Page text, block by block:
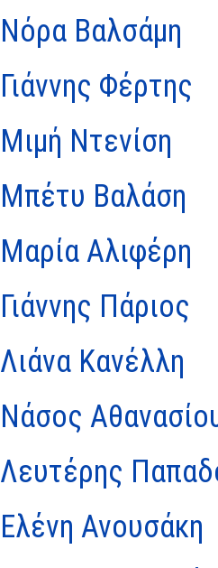
Νόρα Βαλσάμη
Γιάννης Φέρτης
Μιμή Ντενίση
Μπέτυ Βαλάση
Μαρία Αλιφέρη
Γιάννης Πάριος
Λιάνα Κανέλλη
Νάσος
Λευτέρης
Ελένη Ανουσάκη